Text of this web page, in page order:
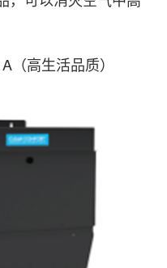
（高生活品质）